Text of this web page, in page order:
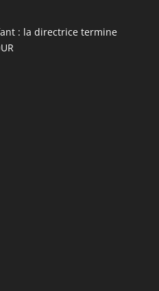
: la directrice termine